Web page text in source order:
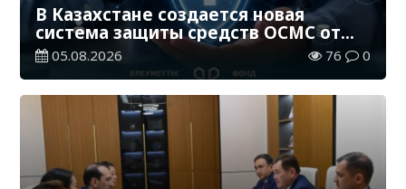
В Казахстане создается новая
система защиты средств ОСМС от
необоснованных выплат
05.08.2026 76 0